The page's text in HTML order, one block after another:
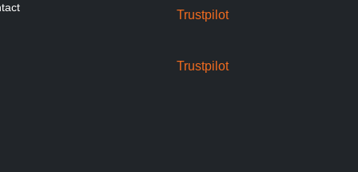
Trustpilot
Trustpilot